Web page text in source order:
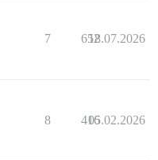
7 652
18.07.2026
8 416
05.02.2026